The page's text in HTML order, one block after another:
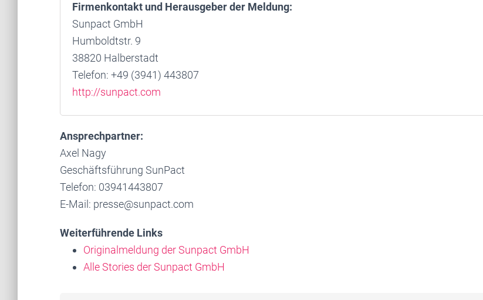
Firmenkontakt und Herausgeber der Meldung:
Sunpact GmbH
Humboldtstr. 9
38820 Halberstadt
Telefon: +49 (3941) 443807
http://sunpact.com
Ansprechpartner:
Axel Nagy
Geschäftsführung SunPact
Telefon: 03941443807
E-Mail: presse@sunpact.com
Weiterführende Links
Originalmeldung der Sunpact GmbH
Alle Stories der Sunpact GmbH